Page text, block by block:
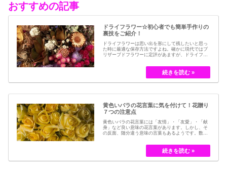
おすすめの記事
ドライフラワー☆初心者でも簡単手作りの
裏技をご紹介！
ドライフラワーは思い出を形にして残したいと思っ
た時に最適な保存方法ですよね。確かに現代ではブ
リザーブドフラワーに定評があますが、ドライフラ
とつです。結婚式のブーケなどに使われた花など、
今では押し花のサービスが有名ですが、昔はドライ
フラワーでも保存されてきました。30代以降の…
黄色いバラの花言葉に気を付けて！花贈り
７つの注意点
黄色いバラの花言葉には「友情」・「友愛」・「献
身」など良い意味の花言葉があります。しかし、そ
の反面、随分違う意味の言葉もあるようです。数多
ローズである「ハイブリット・ティー」の中には、
黄色のバラというのは、存在していませんでした。
しかし、フランスの園芸家ジョセフ・ペルネ＝デ…